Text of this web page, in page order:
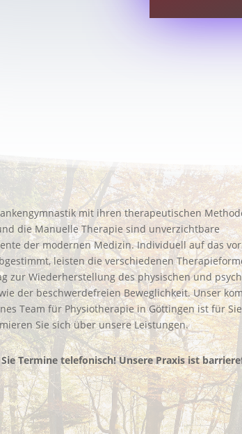
mit ihren therapeutischen
die Manuelle Therapie sind unverzichtbare
der modernen Medizin. Individuell auf das
leisten die verschiedenen
zur Wiederherstellung des physischen und
der beschwerdefreien Beweglichkeit. Unser
Team für Physiotherapie in Göttingen ist für
Sie sich über unsere Leistungen.
Termine telefonisch! Unsere Praxis ist